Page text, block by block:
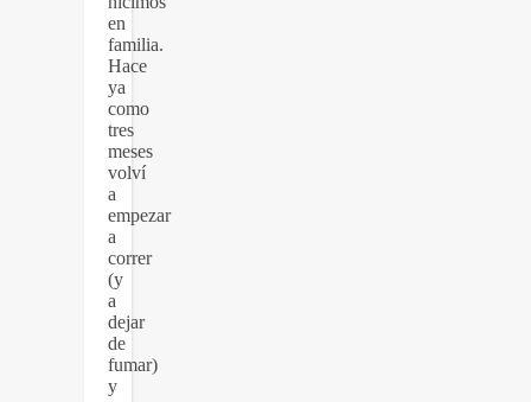
en
familia.
Hace
ya
como
tres
meses
volví
a
empezar
a
correr
(y
a
dejar
de
fumar)
y